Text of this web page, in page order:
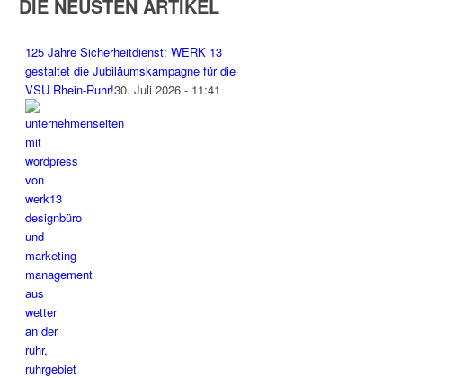
DIE NEUSTEN ARTIKEL
125 Jahre Sicherheitdienst: WERK 13
gestaltet die Jubiläumskampagne für die
VSU Rhein-Ruhr!30. Juli 2026 - 11:41